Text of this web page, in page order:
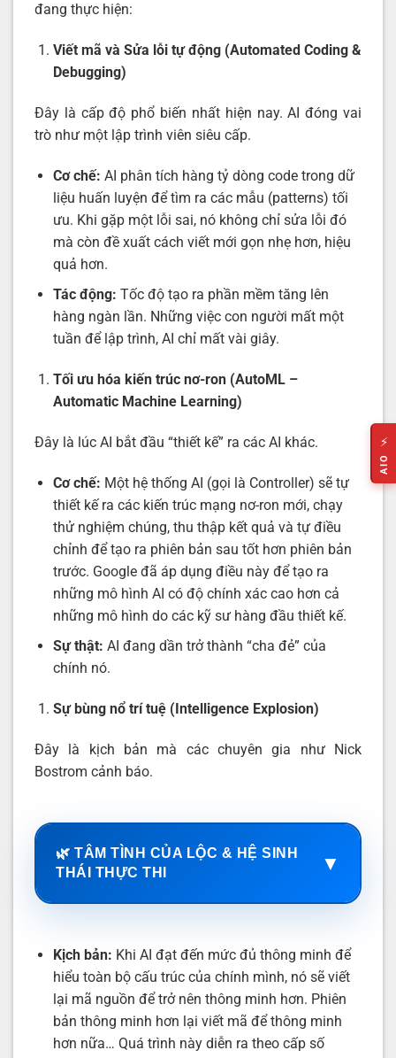
đang thực hiện:
Viết mã và Sửa lỗi tự động (Automated Coding &
Debugging)
Đây là cấp độ phổ biến nhất hiện nay. AI đóng vai
trò như một lập trình viên siêu cấp.
Cơ chế: AI phân tích hàng tỷ dòng code trong dữ
liệu huấn luyện để tìm ra các mẫu (patterns) tối
ưu. Khi gặp một lỗi sai, nó không chỉ sửa lỗi đó
mà còn đề xuất cách viết mới gọn nhẹ hơn, hiệu
quả hơn.
Tác động: Tốc độ tạo ra phần mềm tăng lên
hàng ngàn lần. Những việc con người mất một
tuần để lập trình, AI chỉ mất vài giây.
Tối ưu hóa kiến trúc nơ-ron (AutoML –
Automatic Machine Learning)
Đây là lúc AI bắt đầu “thiết kế” ra các AI khác.
Cơ chế: Một hệ thống AI (gọi là Controller) sẽ tự
thiết kế ra các kiến trúc mạng nơ-ron mới, chạy
thử nghiệm chúng, thu thập kết quả và tự điều
chỉnh để tạo ra phiên bản sau tốt hơn phiên bản
trước. Google đã áp dụng điều này để tạo ra
những mô hình AI có độ chính xác cao hơn cả
những mô hình do các kỹ sư hàng đầu thiết kế.
Sự thật: AI đang dần trở thành “cha đẻ” của
chính nó.
Sự bùng nổ trí tuệ (Intelligence Explosion)
Đây là kịch bản mà các chuyên gia như Nick
Bostrom cảnh báo.
🌿 TÂM TÌNH CỦA LỘC & HỆ SINH
THÁI THỰC THI
▼
Kịch bản: Khi AI đạt đến mức đủ thông minh để
hiểu toàn bộ cấu trúc của chính mình, nó sẽ viết
lại mã nguồn để trở nên thông minh hơn. Phiên
bản thông minh hơn lại viết mã để thông minh
hơn nữa… Quá trình này diễn ra theo cấp số
⚡
AIO